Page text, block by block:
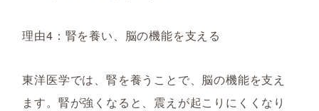
理由4：腎を養い、脳の機能を支える
東洋医学では、腎を養うことで、脳の機能を支え
ます。腎が強くなると、震えが起こりにくくなり